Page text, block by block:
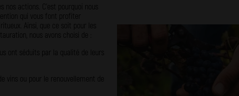
actions. C’est pourquoi nous
qui vous font profiter
Ainsi, que ce soit pour les
nous avons choisi de :
ont séduits par la qualité de leurs
vins ou pour le renouvellement de